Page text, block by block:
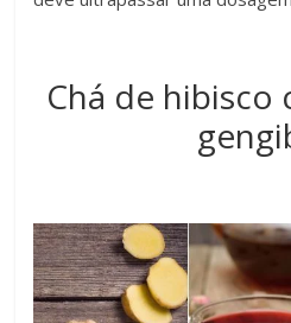
Chá de hibisco